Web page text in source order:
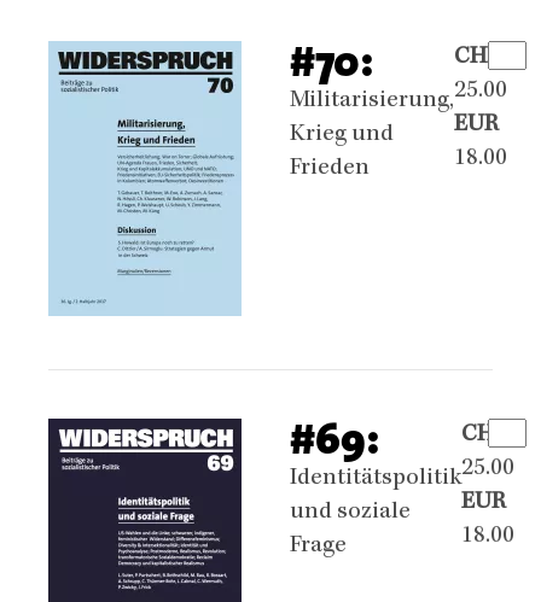
#70:
Militarisierung,
Krieg und
Frieden
CHF
25.00
EUR
18.00
#69:
Identitätspolitik
und soziale
Frage
CHF
25.00
EUR
18.00